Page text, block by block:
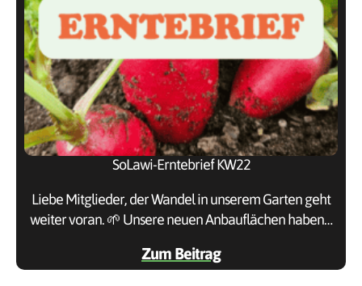
SoLawi-Erntebrief KW22
Liebe Mitglieder, der Wandel in unserem Garten geht
weiter voran. 🌱 Unsere neuen Anbauflächen haben…
Zum Beitrag